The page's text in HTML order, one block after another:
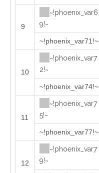
9
~!phoenix_var6
9!~
~!phoenix_var71!~
10
~!phoenix_var7
2!~
~!phoenix_var74!~
11
~!phoenix_var7
5!~
~!phoenix_var77!~
12
~!phoenix_var7
9!~